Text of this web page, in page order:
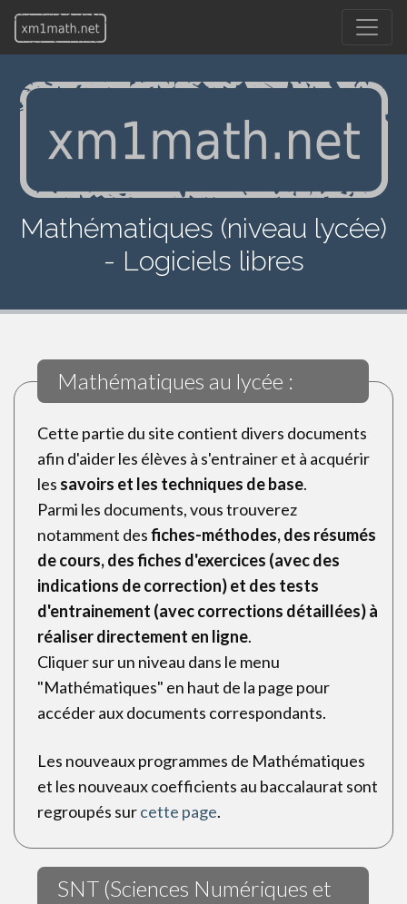
Mathématiques (niveau lycée)
- Logiciels libres
Mathématiques au lycée :
Cette partie du site contient divers documents
afin d'aider les élèves à s'entrainer et à acquérir
les savoirs et les techniques de base.
Parmi les documents, vous trouverez
notamment desfiches-méthodes, des résumés
de cours, des fiches d'exercices (avec des
indications de correction) et des tests
d'entrainement (avec corrections détaillées) à
réaliser directement en ligne.
Cliquer sur un niveau dans le menu
"Mathématiques" en haut de la page pour
accéder aux documents correspondants.
Les nouveaux programmes de Mathématiques
et les nouveaux coefficients au baccalaurat sont
regroupés surcette page.
SNT (Sciences Numériques et